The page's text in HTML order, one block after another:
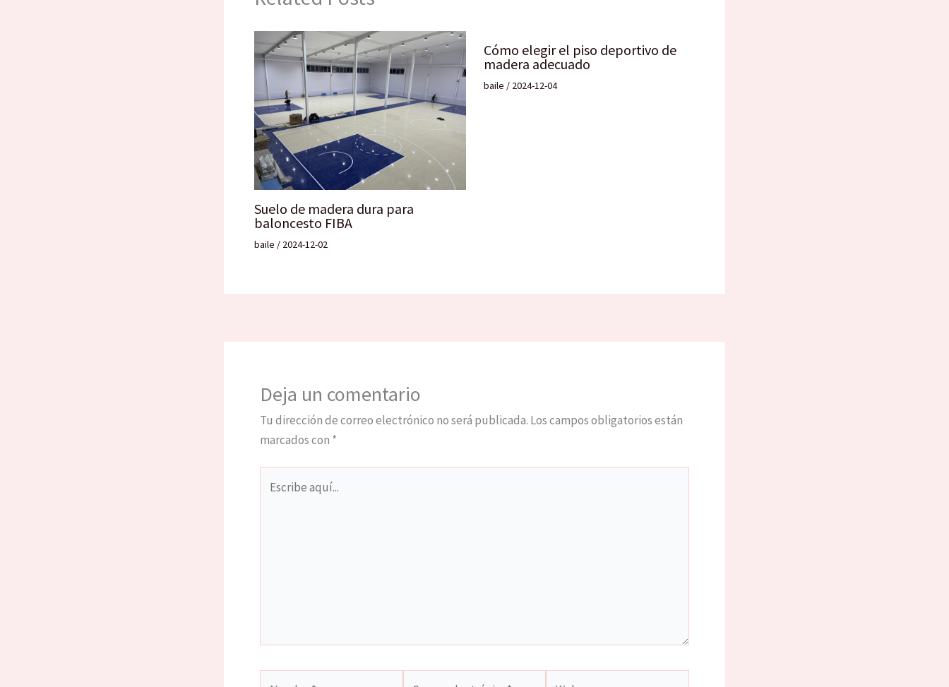
Suelo de madera dura para
baloncesto FIBA
baile / 2024-12-02
Cómo elegir el piso deportivo de
madera adecuado
baile / 2024-12-04
Deja un comentario
Tu dirección de correo electrónico no será publicada. Los campos obligatorios están
marcados con *
aquí...